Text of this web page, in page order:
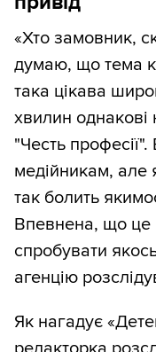
«Хто замовник,
думаю, що тема
така цікава
хвилин
"Честь
медійникам,
так болить
Впевнена, що це
спробувати
агенцію
Як нагадує